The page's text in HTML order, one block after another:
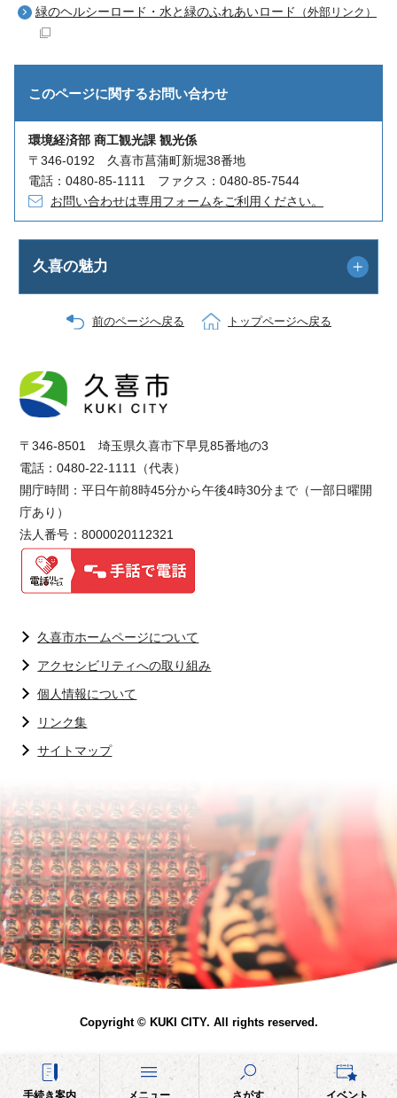
緑のヘルシーロード・水と緑のふれあいロード （外部リンク）
このページに関するお問い合わせ
環境経済部 商工観光課 観光係
〒346-0192 久喜市菖蒲町新堀38番地
電話：0480-85-1111 ファクス：0480-85-7544
お問い合わせは専用フォームをご利用ください。
久喜の魅力
前のページへ戻る トップページへ戻る
手続き案内 メニュー さがす イベント
〒346-8501 埼玉県久喜市下早見85番地の3
電話：0480-22-1111（代表）
開庁時間：平日午前8時45分から午後4時30分まで（一部日曜開
庁あり）
法人番号：8000020112321
久喜市ホームページについて
アクセシビリティへの取り組み
個人情報について
リンク集
サイトマップ
Copyright © KUKI CITY. All rights reserved.